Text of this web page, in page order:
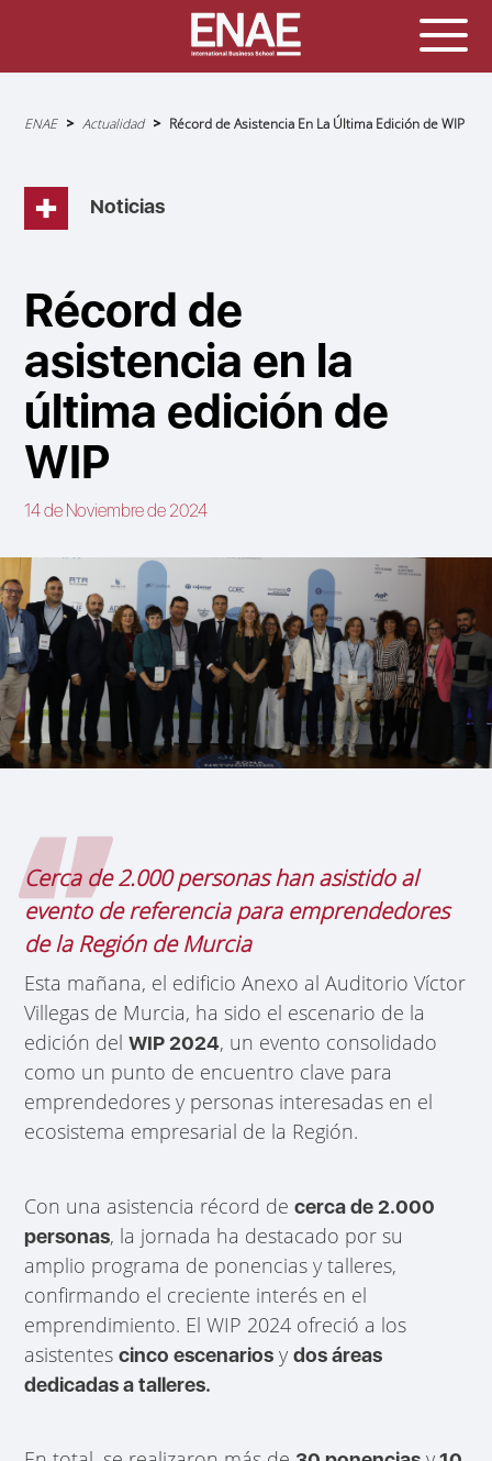
Sobrescribir
la
navegación
ENAE Actualidad Récord de Asistencia En La Última Edición de WIP
Noticias
Récord de
asistencia en la
última edición de
WIP
14 de Noviembre de 2024
Cerca de 2.000 personas han asistido al
evento de referencia para emprendedores
de la Región de Murcia
Esta mañana, el edificio Anexo al Auditorio Víctor
Villegas de Murcia, ha sido el escenario de la
edición delWIP 2024, un evento consolidado
como un punto de encuentro clave para
emprendedores y personas interesadas en el
ecosistema empresarial de la Región.
Con una asistencia récord decerca de 2.000
personas, la jornada ha destacado por su
amplio programa de ponencias y talleres,
confirmando el creciente interés en el
emprendimiento. El WIP 2024 ofreció a los
asistentescinco escenarios ydos áreas
dedicadas a talleres.